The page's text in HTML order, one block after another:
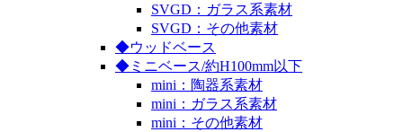
SVGD：ガラス系素材
SVGD：その他素材
◆ウッドベース
◆ミニベース/約H100mm以下
mini：陶器系素材
mini：ガラス系素材
mini：その他素材